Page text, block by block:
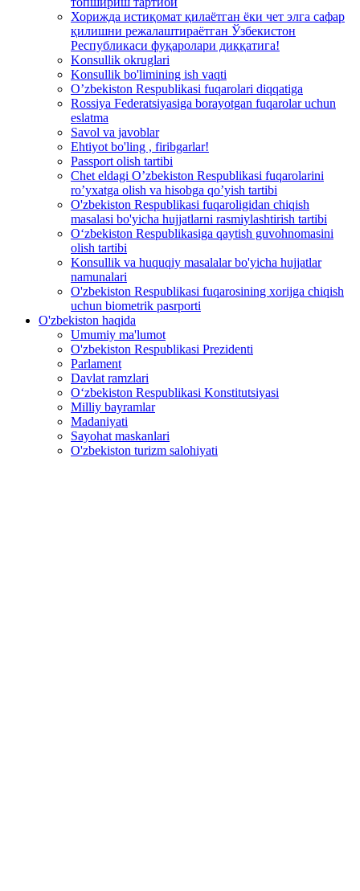
Хорижда истиқомат қилаётган ёки чет элга сафар
қилишни режалаштираётган Ўзбекистон
Республикаси фуқаролари диққатига!
Konsullik okruglari
Konsullik bo'limining ish vaqti
O’zbekiston Respublikasi fuqarolari diqqatiga
Rossiya Federatsiyasiga borayotgan fuqarolar uchun
eslatma
Savol va javoblar
Ehtiyot bo'ling , firibgarlar!
Passport olish tartibi
Chet eldagi O’zbekiston Respublikasi fuqarolarini
ro’yxatga olish va hisobga qo’yish tartibi
O'zbekiston Respublikasi fuqaroligidan chiqish
masalasi bo'yicha hujjatlarni rasmiylashtirish tartibi
O‘zbekiston Respublikasiga qaytish guvohnomasini
olish tartibi
Konsullik va huquqiy masalalar bo'yicha hujjatlar
namunalari
O'zbekiston Respublikasi fuqarosining xorijga chiqish
uchun biometrik pasrporti
O'zbekiston haqida
Umumiy ma'lumot
O'zbekiston Respublikasi Prezidenti
Parlament
Davlat ramzlari
O‘zbekiston Respublikasi Konstitutsiyasi
Milliy bayramlar
Madaniyati
Sayohat maskanlari
O'zbekiston turizm salohiyati